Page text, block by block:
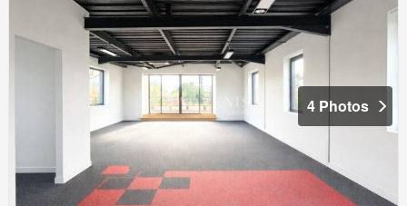
4 Photos